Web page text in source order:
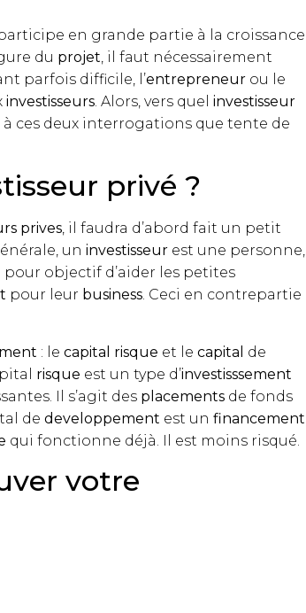
en grande partie à la croissance
du projet, il faut nécessairement
parfois difficile, l’entrepreneur ou le
investisseurs. Alors, vers quel investisseur
à ces deux interrogations que tente de
privé ?
prives, il faudra d’abord fait un petit
un investisseur est une personne,
pour objectif d’aider les petites
pour leur business. Ceci en contrepartie
: le capital risque et le capital de
risque est un type d’investisssement
Il s’agit des placements de fonds
de developpement est un financement
qui fonctionne déjà. Il est moins risqué.
votre